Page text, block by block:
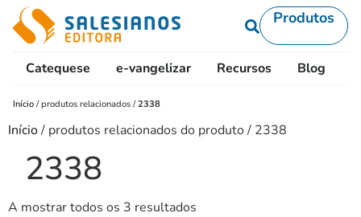
Produtos
Catequese e-vangelizar Recursos Blog
Início /produtos relacionados /2338
Início/ produtos relacionados do produto / 2338
2338
A mostrar todos os 3 resultados